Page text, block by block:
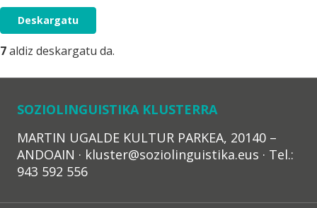
Deskargatu
7aldiz deskargatu da.
SOZIOLINGUISTIKA KLUSTERRA
MARTIN UGALDE KULTUR PARKEA, 20140 –
ANDOAIN · kluster@soziolinguistika.eus · Tel.:
943 592 556